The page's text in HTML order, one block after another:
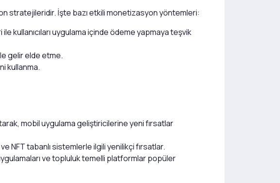
stratejileridir. İşte bazı etkili monetizasyon yöntemleri:
kullanıcıları uygulama içinde ödeme yapmaya teşvik
gelir elde etme.
kullanma.
mobil uygulama geliştiricilerine yeni fırsatlar
NFT tabanlı sistemlerle ilgili yenilikçi fırsatlar.
ve topluluk temelli platformlar popüler